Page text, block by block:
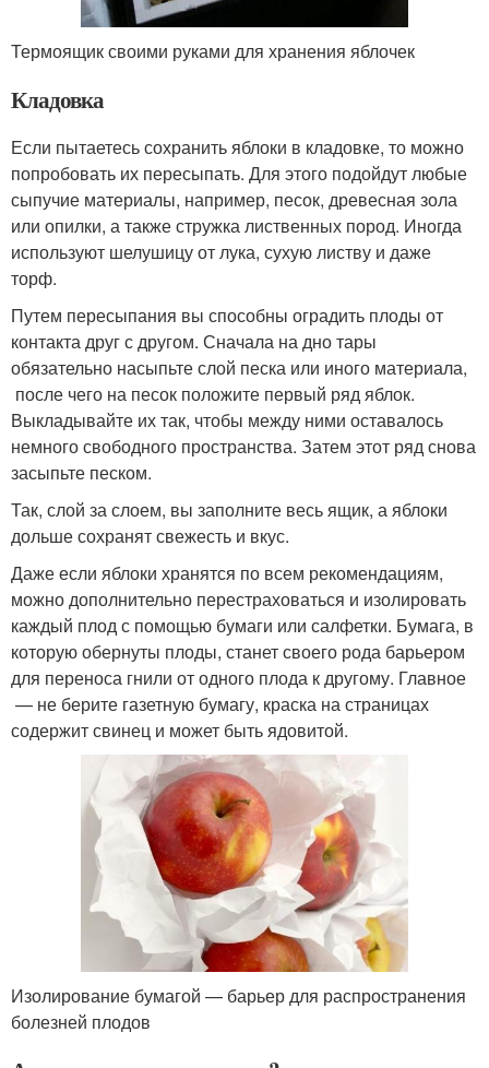
Термоящик своими руками для хранения яблочек
Кладовка
Если пытаетесь сохранить яблоки в кладовке, то можно
попробовать их пересыпать. Для этого подойдут любые
сыпучие материалы, например, песок, древесная зола
или опилки, а также стружка лиственных пород. Иногда
используют шелушицу от лука, сухую листву и даже
торф.
Путем пересыпания вы способны оградить плоды от
контакта друг с другом. Сначала на дно тары
обязательно насыпьте слой песка или иного материала,
после чего на песок положите первый ряд яблок.
Выкладывайте их так, чтобы между ними оставалось
немного свободного пространства. Затем этот ряд снова
засыпьте песком.
Так, слой за слоем, вы заполните весь ящик, а яблоки
дольше сохранят свежесть и вкус.
Даже если яблоки хранятся по всем рекомендациям,
можно дополнительно перестраховаться и изолировать
каждый плод с помощью бумаги или салфетки. Бумага, в
которую обернуты плоды, станет своего рода барьером
для переноса гнили от одного плода к другому. Главное
— не берите газетную бумагу, краска на страницах
содержит свинец и может быть ядовитой.
Изолирование бумагой — барьер для распространения
болезней плодов